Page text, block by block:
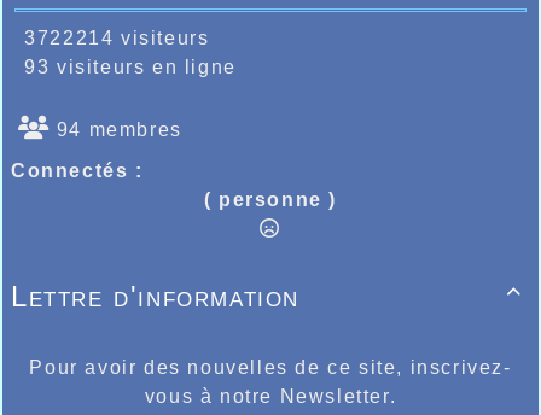
3722214 visiteurs
93 visiteurs en ligne
94 membres
Connectés :
( personne )

Lettre d'information
Pour avoir des nouvelles de ce site, inscrivez-
vous à notre Newsletter.